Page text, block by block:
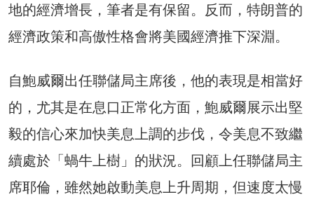
地的經濟增長，筆者是有保留。反而，特朗普的
經濟政策和高傲性格會將美國經濟推下深淵。
自鮑威爾出任聯儲局主席後，他的表現是相當好
的，尤其是在息口正常化方面，鮑威爾展示出堅
毅的信心來加快美息上調的步伐，令美息不致繼
續處於「蝸牛上樹」的狀況。回顧上任聯儲局主
席耶倫，雖然她啟動美息上升周期，但速度太慢